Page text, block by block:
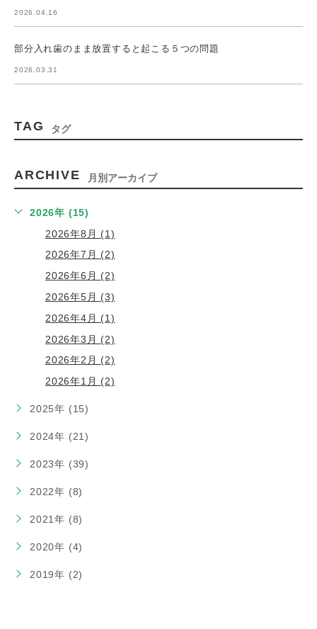
2026.04.16
部分入れ歯のまま放置すると起こる５つの問題
2026.03.31
TAG タグ
ARCHIVE 月別アーカイブ
2026年 (15)
2026年8月 (1)
2026年7月 (2)
2026年6月 (2)
2026年5月 (3)
2026年4月 (1)
2026年3月 (2)
2026年2月 (2)
2026年1月 (2)
2025年 (15)
2024年 (21)
2023年 (39)
2022年 (8)
2021年 (8)
2020年 (4)
2019年 (2)